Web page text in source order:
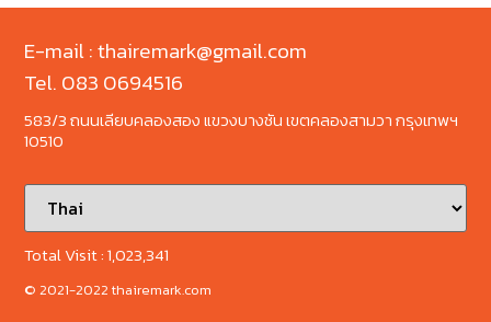
E-mail : thairemark@gmail.com
Tel. 083 0694516
583/3 ถนนเลียบคลองสอง แขวงบางชัน เขตคลองสามวา กรุงเทพฯ
10510
Total Visit :1,023,341
© 2021-2022 thairemark.com